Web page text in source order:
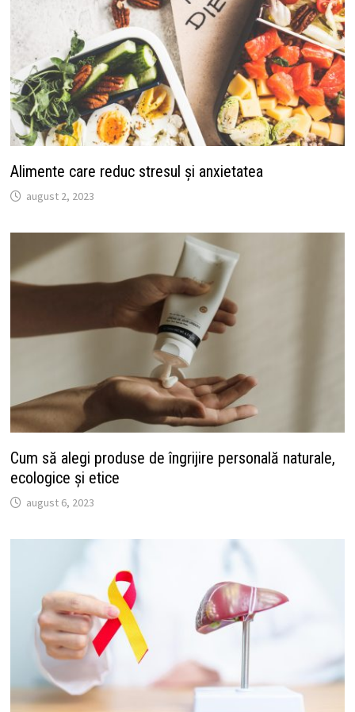
Alimente care reduc stresul și anxietatea
august 2, 2023
Cum să alegi produse de îngrijire personală naturale,
ecologice și etice
august 6, 2023